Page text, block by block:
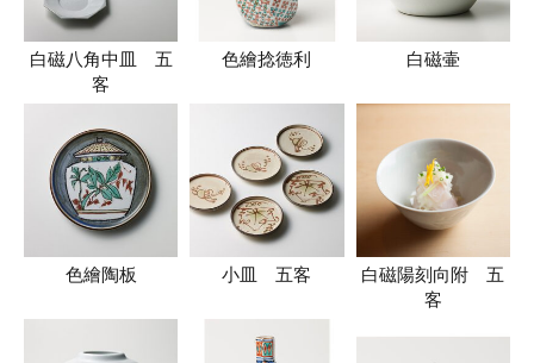
白磁八角中皿 五
客
色繪捻徳利 白磁壷
色繪陶板 小皿 五客
白磁陽刻向附 五
客